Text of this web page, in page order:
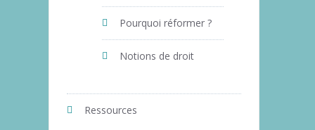
Pourquoi réformer ?
Notions de droit
Ressources